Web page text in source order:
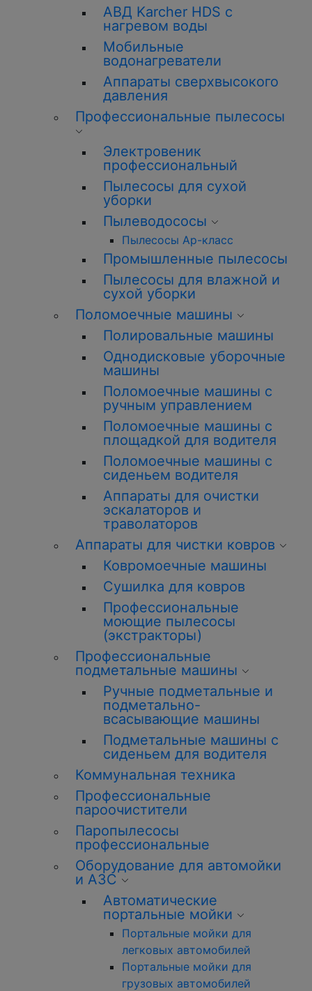
АВД Karcher HDS с
нагревом воды
Мобильные
водонагреватели
Аппараты сверхвысокого
давления
Профессиональные пылесосы
Электровеник
профессиональный
Пылесосы для сухой
уборки
Пылеводососы
Пылесосы Ар-класс
Промышленные пылесосы
Пылесосы для влажной и
сухой уборки
Поломоечные машины
Полировальные машины
Однодисковые уборочные
машины
Поломоечные машины с
ручным управлением
Поломоечные машины с
площадкой для водителя
Поломоечные машины с
сиденьем водителя
Аппараты для очистки
эскалаторов и
траволаторов
Аппараты для чистки ковров
Ковромоечные машины
Сушилка для ковров
Профессиональные
моющие пылесосы
(экстракторы)
Профессиональные
подметальные машины
Ручные подметальные и
подметально-
всасывающие машины
Подметальные машины с
сиденьем для водителя
Коммунальная техника
Профессиональные
пароочистители
Паропылесосы
профессиональные
Оборудование для автомойки
и АЗС
Автоматические
портальные мойки
Портальные мойки для
легковых автомобилей
Портальные мойки для
грузовых автомобилей